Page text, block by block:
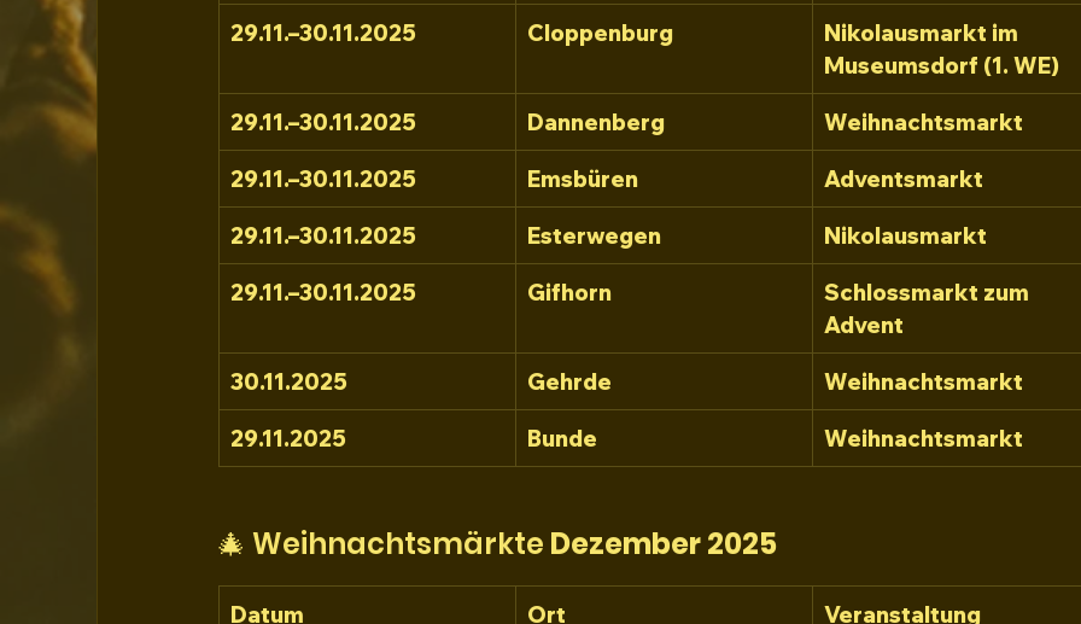
29.11.–30.11.2025 Cloppenburg
Nikolausmarkt im
Museumsdorf (1. WE)
29.11.–30.11.2025 Dannenberg Weihnachtsmarkt
29.11.–30.11.2025 Emsbüren Adventsmarkt
29.11.–30.11.2025 Esterwegen Nikolausmarkt
29.11.–30.11.2025 Gifhorn
Schlossmarkt zum
Advent
30.11.2025 Gehrde Weihnachtsmarkt
29.11.2025 Bunde Weihnachtsmarkt
🎄 Weihnachtsmärkte Dezember 2025
Datum Ort Veranstaltung